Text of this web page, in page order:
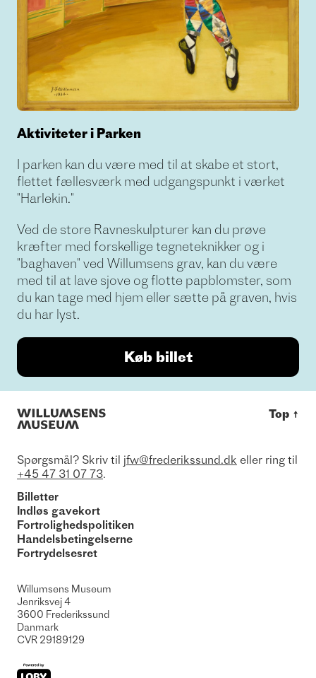
Aktiviteter i Parken
I parken kan du være med til at skabe et stort,
flettet fællesværk med udgangspunkt i værket
"Harlekin."
Ved de store Ravneskulpturer kan du prøve
kræfter med forskellige tegneteknikker og i
"baghaven" ved Willumsens grav, kan du være
med til at lave sjove og flotte papblomster, som
du kan tage med hjem eller sætte på graven, hvis
du har lyst.
Køb billet
Top ↑
Spørgsmål? Skriv til jfw@frederikssund.dk eller ring til
+45 47 31 07 73.
Billetter
Indløs gavekort
Fortrolighedspolitiken
Handelsbetingelserne
Fortrydelsesret
Willumsens Museum
Jenriksvej 4
3600 Frederikssund
Danmark
CVR 29189129